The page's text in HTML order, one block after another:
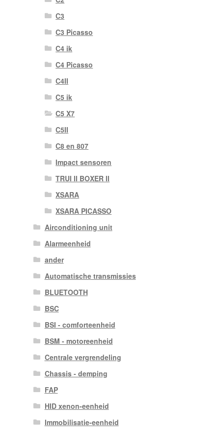
C3
C3 Picasso
C4 ik
C4 Picasso
C4II
C5 ik
C5 X7
C5II
C8 en 807
Impact sensoren
TRUI II BOXER II
XSARA
XSARA PICASSO
Airconditioning unit
Alarmeenheid
ander
Automatische transmissies
BLUETOOTH
BSC
BSI - comforteenheid
BSM - motoreenheid
Centrale vergrendeling
Chassis - demping
FAP
HID xenon-eenheid
Immobilisatie-eenheid